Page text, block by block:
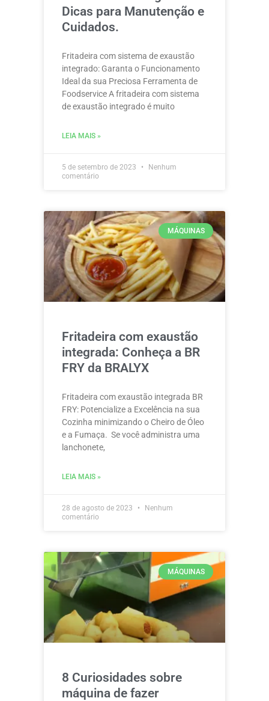
Dicas para Manutenção e
Cuidados.
Fritadeira com sistema de exaustão
integrado: Garanta o Funcionamento
Ideal da sua Preciosa Ferramenta de
Foodservice A fritadeira com sistema
de exaustão integrado é muito
LEIA MAIS »
5 de setembro de 2023
Nenhum
comentário
MÁQUINAS
Fritadeira com exaustão
integrada: Conheça a BR
FRY da BRALYX
Fritadeira com exaustão integrada BR
FRY: Potencialize a Excelência na sua
Cozinha minimizando o Cheiro de Óleo
e a Fumaça. Se você administra uma
lanchonete,
LEIA MAIS »
28 de agosto de 2023
Nenhum
comentário
MÁQUINAS
8 Curiosidades sobre
máquina de fazer